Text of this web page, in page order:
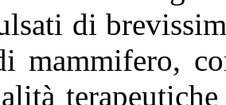
di
mammifero,